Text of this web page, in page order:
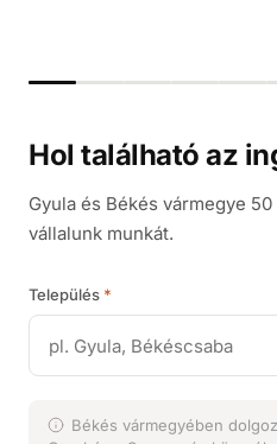
Hol található az
Gyula és Békés vármegye
vállalunk munkát.
Település *
Békés vármegyében